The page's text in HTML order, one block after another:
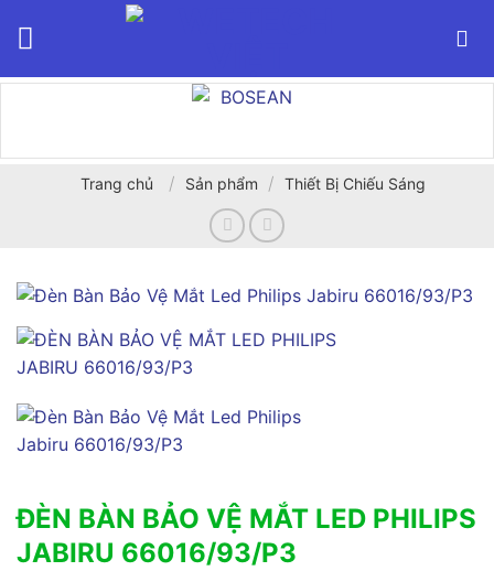
Trang chủ / Sản phẩm / Thiết Bị Chiếu Sáng
ĐÈN BÀN BẢO VỆ MẮT LED PHILIPS
JABIRU 66016/93/P3